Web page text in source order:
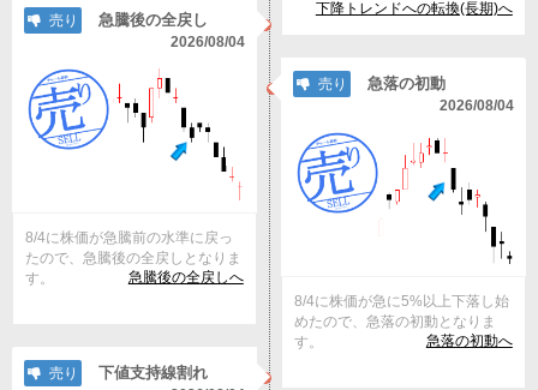
下降トレンドへの転換(長期)へ
売り 急騰後の全戻し
2026/08/04
8/4に株価が急騰前の水準に戻っ
たので、急騰後の全戻しとなりま
す。
急騰後の全戻しへ
売り 急落の初動
2026/08/04
8/4に株価が急に5%以上下落し始
めたので、急落の初動となりま
す。
急落の初動へ
売り
下値支持線割れ